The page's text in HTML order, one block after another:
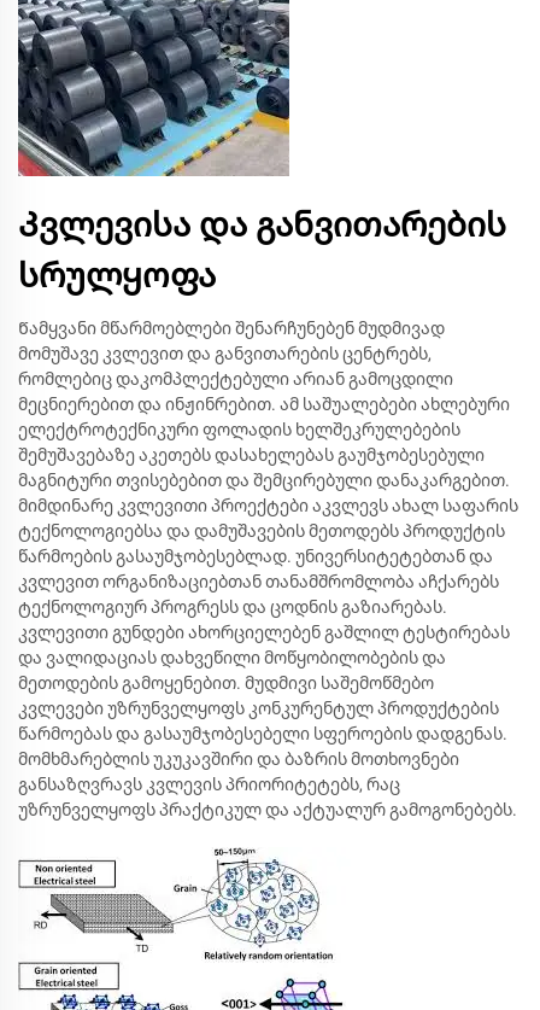
Კვლევისა და განვითარების
სრულყოფა
Წამყვანი მწარმოებლები შენარჩუნებენ მუდმივად
მომუშავე კვლევით და განვითარების ცენტრებს,
რომლებიც დაკომპლექტებული არიან გამოცდილი
მეცნიერებით და ინჟინრებით. ამ საშუალებები ახლებური
ელექტროტექნიკური ფოლადის ხელშეკრულებების
შემუშავებაზე აკეთებს დასახელებას გაუმჯობესებული
მაგნიტური თვისებებით და შემცირებული დანაკარგებით.
მიმდინარე კვლევითი პროექტები აკვლევს ახალ საფარის
ტექნოლოგიებსა და დამუშავების მეთოდებს პროდუქტის
წარმოების გასაუმჯობესებლად. უნივერსიტეტებთან და
კვლევით ორგანიზაციებთან თანამშრომლობა აჩქარებს
ტექნოლოგიურ პროგრესს და ცოდნის გაზიარებას.
კვლევითი გუნდები ახორციელებენ გაშლილ ტესტირებას
და ვალიდაციას დახვეწილი მოწყობილობების და
მეთოდების გამოყენებით. მუდმივი საშემოწმებო
კვლევები უზრუნველყოფს კონკურენტულ პროდუქტების
წარმოებას და გასაუმჯობესებელი სფეროების დადგენას.
მომხმარებლის უკუკავშირი და ბაზრის მოთხოვნები
განსაზღვრავს კვლევის პრიორიტეტებს, რაც
უზრუნველყოფს პრაქტიკულ და აქტუალურ გამოგონებებს.